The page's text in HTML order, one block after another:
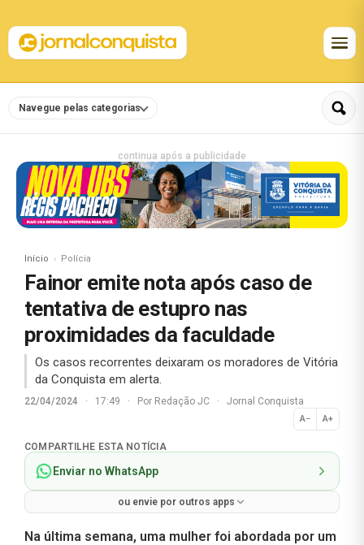
Navegue pelas categorias
continua após a publicidade
Início Polícia
Fainor emite nota após caso de
tentativa de estupro nas
proximidades da faculdade
Os casos recorrentes deixaram os moradores de Vitória
da Conquista em alerta.
22/04/2024 · 17:49 · Por Redação JC · Jornal Conquista
A− A+
Normal
COMPARTILHE ESTA NOTÍCIA
Enviar no WhatsApp
ou envie por outros apps
Na última semana, uma mulher foi abordada por um